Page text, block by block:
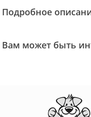
Подробное
Вам может быть